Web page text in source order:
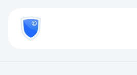
800
777-
81-Проверить